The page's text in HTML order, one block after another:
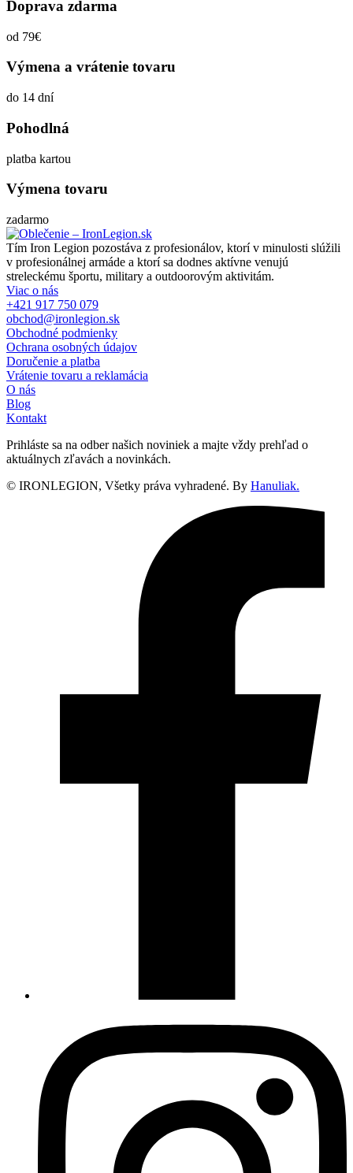
Doprava zdarma
od 79€
Výmena a vrátenie tovaru
do 14 dní
Pohodlná
platba kartou
Výmena tovaru
zadarmo
Tím Iron Legion pozostáva z profesionálov, ktorí v minulosti slúžili
v profesionálnej armáde a ktorí sa dodnes aktívne venujú
streleckému športu, military a outdoorovým aktivitám.
Viac o nás
+421 917 750 079
obchod@ironlegion.sk
Obchodné podmienky
Ochrana osobných údajov
Doručenie a platba
Vrátenie tovaru a reklamácia
O nás
Blog
Kontakt
Prihláste sa na odber našich noviniek a majte vždy prehľad o
aktuálnych zľavách a novinkách.
© IRONLEGION, Všetky práva vyhradené. By Hanuliak.